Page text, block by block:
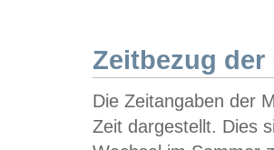
Zeitbezug der
Die Zeitangaben der
Zeit dargestellt. Dies